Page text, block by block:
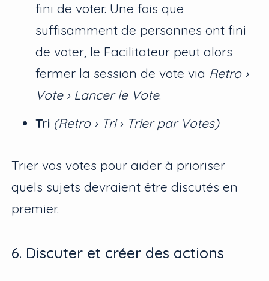
fini de voter. Une fois que
suffisamment de personnes ont fini
de voter, le Facilitateur peut alors
fermer la session de vote via Retro ›
Vote › Lancer le Vote.
Tri (Retro › Tri › Trier par Votes)
Trier vos votes pour aider à prioriser
quels sujets devraient être discutés en
premier.
6. Discuter et créer des actions